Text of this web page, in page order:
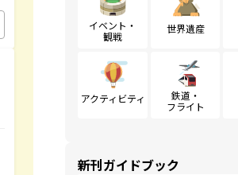
イベント・
観戦
世界遺産
アクティビティ
鉄道・
フライト
新刊ガイドブック